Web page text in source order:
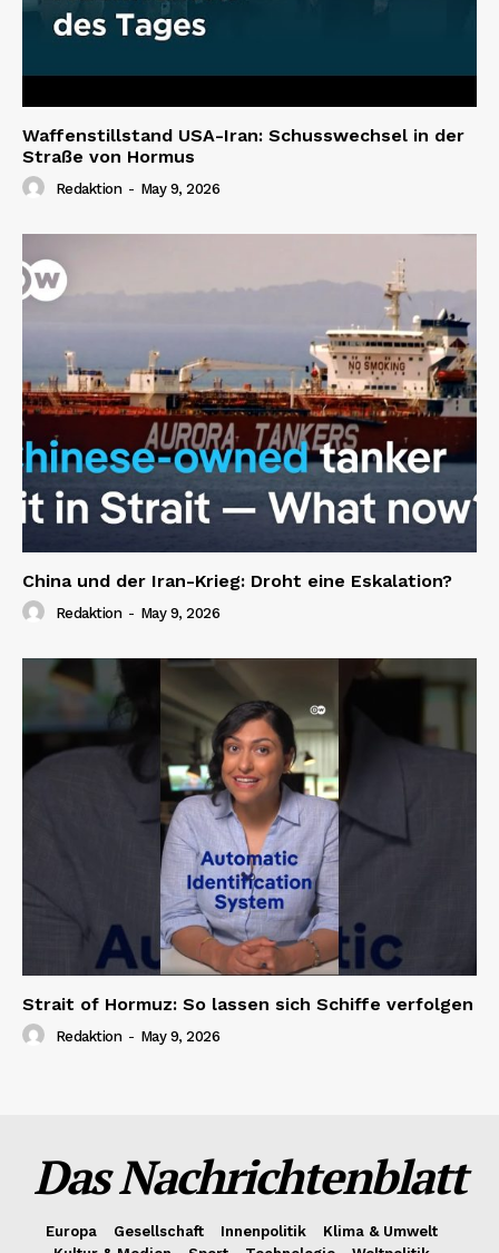
Waffenstillstand USA-Iran: Schusswechsel in der
Straße von Hormus
Redaktion - May 9, 2026
China und der Iran-Krieg: Droht eine Eskalation?
Redaktion - May 9, 2026
Strait of Hormuz: So lassen sich Schiffe verfolgen
Redaktion - May 9, 2026
Das Nachrichtenblatt
Europa Gesellschaft Innenpolitik
Klima & Umwelt